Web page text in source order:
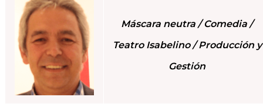
Máscara neutra / Comedia /
Teatro Isabelino / Producción y
Gestión